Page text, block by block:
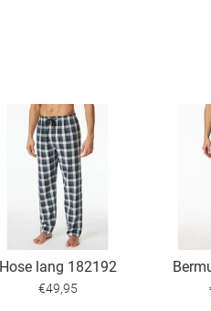
Hose lang 182192
€49,95